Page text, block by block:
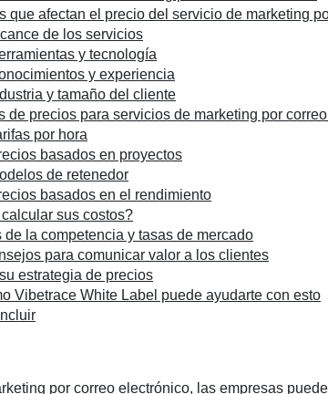
que afectan el precio del servicio de marketing
de los servicios
y tecnología
y experiencia
y tamaño del cliente
de precios para servicios de marketing por
por hora
basados en proyectos
de retenedor
basados en el rendimiento
sus costos?
de la competencia y tasas de mercado
para comunicar valor a los clientes
estrategia de precios
Vibetrace White Label puede ayudarte con esto
por correo electrónico, las empresas